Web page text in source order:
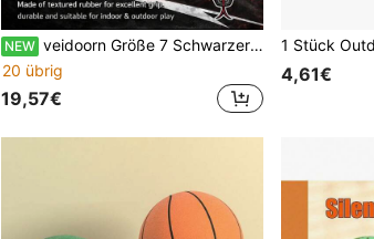
NEW veidoorn Größe 7 Schwarzer Schlangen-Gummi Basketball, Indoor Outdoor Trainingsball, Feuchtigkeitsabsorbierender Griff, Strapazierfähiger verschleißfester Basketball, Perfektes Geschenk für Freund oder Freundin
20 übrig
19,57€
4,61€